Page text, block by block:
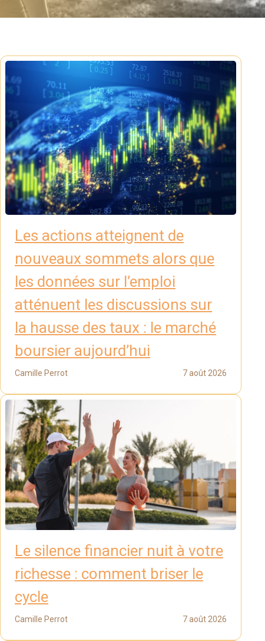
Les actions atteignent de
nouveaux sommets alors que
les données sur l’emploi
atténuent les discussions sur
la hausse des taux : le marché
boursier aujourd’hui
Camille Perrot 7 août 2026
Le silence financier nuit à votre
richesse : comment briser le
cycle
Camille Perrot 7 août 2026